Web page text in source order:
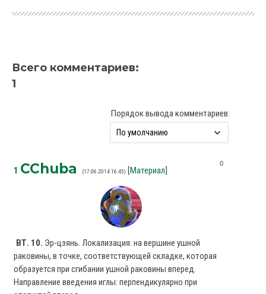
Всего комментариев:
1
Порядок вывода комментариев:
0
1 CChuba (17.06.2014 16:45) [Материал]
ВТ. 10. Эр-цзянь. Локализация: на вершине ушной
раковины, в точке, соответству­ющей складке, которая
образуется при сгибании ушной раковины вперед.
Направление введения иглы: перпендикулярно при